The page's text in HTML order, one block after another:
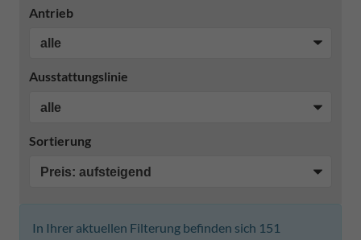
Antrieb
Ausstattungslinie
Sortierung
In Ihrer aktuellen Filterung befinden sich 151